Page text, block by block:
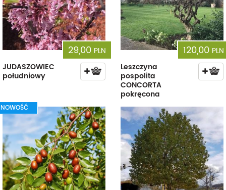
29,00 PLN
JUDASZOWIEC
południowy
120,00 PLN
Leszczyna
pospolita
CONCORTA
pokręcona
NOWOŚĆ